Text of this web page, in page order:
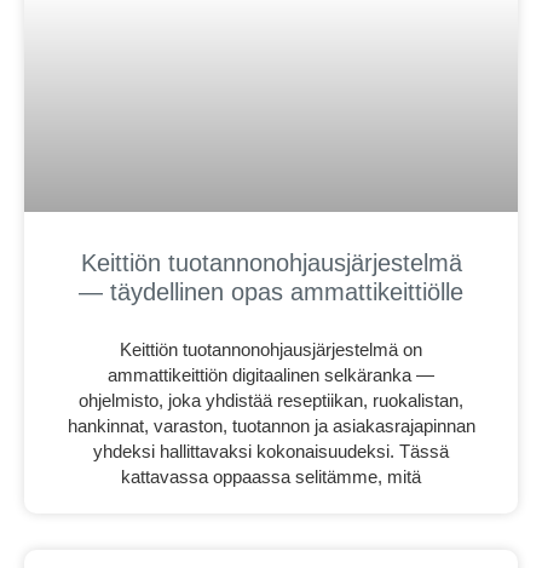
Keittiön tuotannonohjausjärjestelmä
— täydellinen opas ammattikeittiölle
Keittiön tuotannonohjausjärjestelmä on
ammattikeittiön digitaalinen selkäranka —
ohjelmisto, joka yhdistää reseptiikan, ruokalistan,
hankinnat, varaston, tuotannon ja asiakasrajapinnan
yhdeksi hallittavaksi kokonaisuudeksi. Tässä
kattavassa oppaassa selitämme, mitä